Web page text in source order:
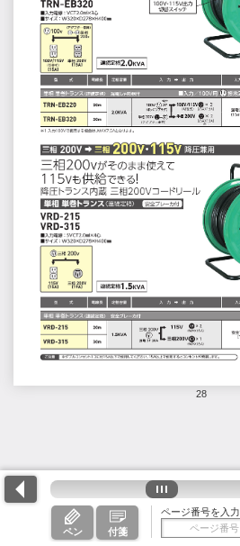
28
ペン 付箋
ページ番号を入力